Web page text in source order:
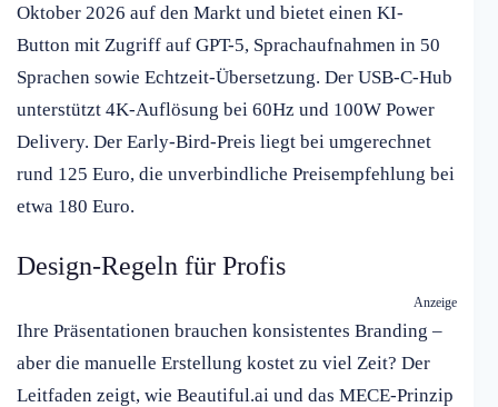
Oktober 2026 auf den Markt und bietet einen KI-
Button mit Zugriff auf GPT-5, Sprachaufnahmen in 50
Sprachen sowie Echtzeit-Übersetzung. Der USB-C-Hub
unterstützt 4K-Auflösung bei 60Hz und 100W Power
Delivery. Der Early-Bird-Preis liegt bei umgerechnet
rund 125 Euro, die unverbindliche Preisempfehlung bei
etwa 180 Euro.
Design-Regeln für Profis
Anzeige
Ihre Präsentationen brauchen konsistentes Branding –
aber die manuelle Erstellung kostet zu viel Zeit? Der
Leitfaden zeigt, wie Beautiful.ai und das MECE-Prinzip